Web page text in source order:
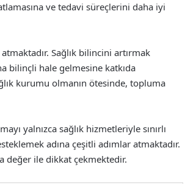
ve tedavi süreçlerini daha iyi
Sağlık bilincini artırmak
bilinçli hale gelmesine katkıda
kurumu olmanın ötesinde, topluma
yalnızca sağlık hizmetleriyle sınırlı
adına çeşitli adımlar atmaktadır.
değer ile dikkat çekmektedir.